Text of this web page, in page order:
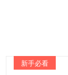
新手必看